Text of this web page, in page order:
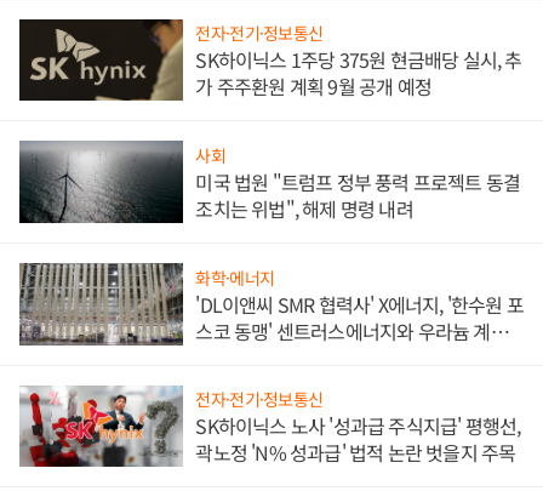
전자·전기·정보통신
SK하이닉스 1주당 375원 현금배당 실시, 추
가 주주환원 계획 9월 공개 예정
사회
미국 법원 "트럼프 정부 풍력 프로젝트 동결
조치는 위법", 해제 명령 내려
화학·에너지
'DL이앤씨 SMR 협력사' X에너지, '한수원 포
스코 동맹' 센트러스에너지와 우라늄 계약
전자·전기·정보통신
SK하이닉스 노사 '성과급 주식지급' 평행선,
곽노정 'N% 성과급' 법적 논란 벗을지 주목